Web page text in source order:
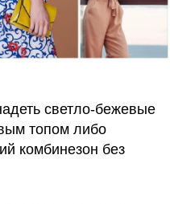
светло-бежевые
топом либо
комбинезон без